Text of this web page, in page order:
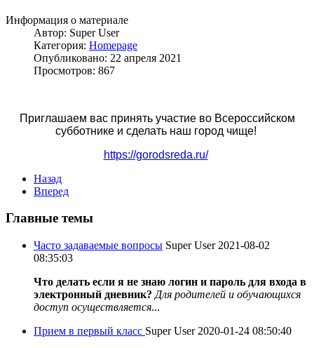
Информация о материале
Автор: Super User
Категория: Homepage
Опубликовано: 22 апреля 2021
Просмотров: 867
Приглашаем вас принять участие во Всероссийском
субботнике и сделать наш город чище!
https://gorodsreda.ru/
Назад
Вперед
Главные темы
Часто задаваемые вопросы Super User 2021-08-02
08:35:03
Что делать если я не знаю логин и пароль для входа в
электронный дневник? Для родителей и обучающихся
доступ осуществляется...
Прием в первый класс Super User 2020-01-24 08:50:40